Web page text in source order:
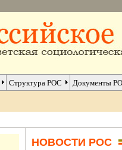
Структура РОС Документы
НОВОСТИ РОС